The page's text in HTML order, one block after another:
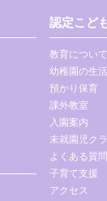
認定こど
教育について
幼稚園の生活
預かり保育
課外教室
入園案内
未就園児ク
よくある質問
子育て支援
アクセス